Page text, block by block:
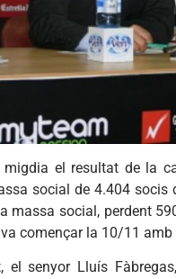
el resultat de la
social de 4.404 socis
massa social, perdent
començar la 10/11
el senyor Lluís